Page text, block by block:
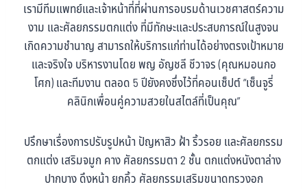
เรามีทีมแพทย์และเจ้าหน้าที่ที่ผ่านการอบรมด้านเวชศาสตร์ความ
งาม และศัลยกรรมตกแต่ง ที่มีทักษะและประสบการณ์ในสูงจน
เกิดความชำนาญ สามารถให้บริการแก่ท่านได้อย่างตรงเป้าหมาย
และจริงใจ บริหารงานโดย พญ อัญชลี ชีวาจร (คุณหมอนกอ
โศก) และทีมงาน ตลอด 5 ปียังคงซึ่งไว้ที่คอนเซ็ปต์ “เซ็นจูรี่
คลินิกเพื่อนคู่ความสวยในสไตล์ที่เป็นคุณ”
ปรึกษาเรื่องการปรับรูปหน้า ปัญหาสิว ฝ้า ริ้วรอย และศัลยกรรม
ตกแต่ง เสริมจมูก คาง ศัลยกรรมตา 2 ชั้น ตกแต่งหนังตาล่าง
ปากบาง ดึงหน้า ยกคิ้ว ศัลยกรรมเสริมขนาดทรวงอก